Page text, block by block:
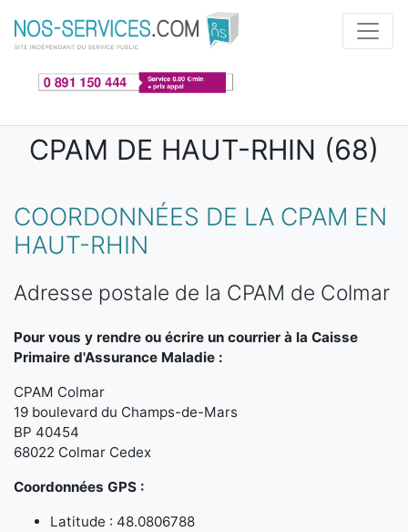
Aller au contenu principal
CPAM DE HAUT-RHIN (68)
COORDONNÉES DE LA CPAM EN
HAUT-RHIN
Adresse postale de la CPAM de Colmar
Pour vous y rendre ou écrire un courrier à la Caisse
Primaire d'Assurance Maladie :
CPAM Colmar
19 boulevard du Champs-de-Mars
BP 40454
68022 Colmar Cedex
Coordonnées GPS :
Latitude : 48.0806788